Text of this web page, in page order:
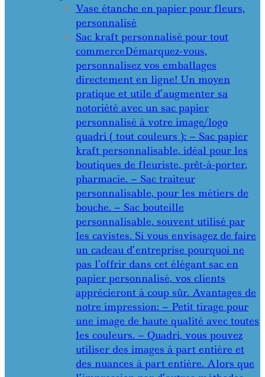
Vase étanche en papier pour fleurs,
personnalisé
Sac kraft personnalisé pour tout
commerceDémarquez-vous,
personnalisez vos emballages
directement en ligne! Un moyen
pratique et utile d’augmenter sa
notoriété avec un sac papier
personnalisé à votre image/logo
quadri ( tout couleurs ): – Sac papier
kraft personnalisable, idéal pour les
boutiques de fleuriste, prêt-à-porter,
pharmacie. – Sac traiteur
personnalisable, pour les métiers de
bouche. – Sac bouteille
personnalisable, souvent utilisé par
les cavistes. Si vous envisagez de faire
un cadeau d’entreprise pourquoi ne
pas l’offrir dans cet élégant sac en
papier personnalisé, vos clients
apprécieront à coup sûr. Avantages de
notre impression: – Petit tirage pour
une image de haute qualité avec toutes
les couleurs. – Quadri, vous pouvez
utiliser des images à part entière et
des nuances à part entière. Alors que